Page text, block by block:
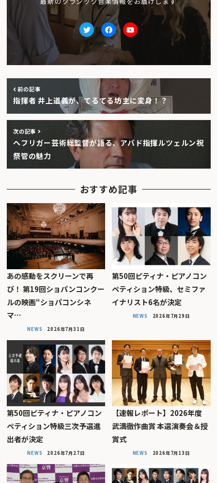
TwitterfacebookYoutube
前の記事
指揮者 井上道義が、てるてる坊主に変身！？
次の記事
ヘフリガー芸術総監督が語る、アバド指揮ルツェルン祝
祭管の魅力
おすすめ記事
あの感動をスクリーンで再
び！ 第19回ショパンコンクー
ルの映画“ショパコンシネ
マ…
NEWS 2026年7月31日
第50回ピティナ・ピアノコン
ペティション特級、セミファ
イナリスト6名が決定
NEWS 2026年7月29日
第50回ピティナ・ピアノコン
ペティション特級三次予選進
出者が決定
NEWS 2026年7月27日
【速報レポート】2026年度
武満徹作曲賞 本選演奏会＆授
賞式
NEWS 2026年7月13日